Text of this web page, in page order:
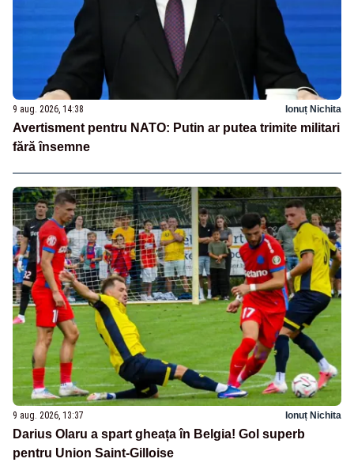
9 aug. 2026, 14:38 Ionuț Nichita
Avertisment pentru NATO: Putin ar putea trimite militari
fără însemne
9 aug. 2026, 13:37 Ionuț Nichita
Darius Olaru a spart gheața în Belgia! Gol superb
pentru Union Saint-Gilloise